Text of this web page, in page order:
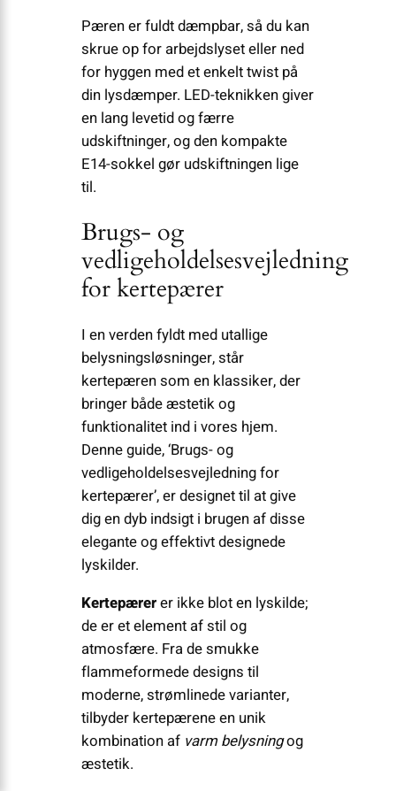
Pæren er fuldt dæmpbar, så du kan
skrue op for arbejdslyset eller ned
for hyggen med et enkelt twist på
din lysdæmper. LED-teknikken giver
en lang levetid og færre
udskiftninger, og den kompakte
E14-sokkel gør udskiftningen lige
til.
Brugs- og
vedligeholdelsesvejledning
for kertepærer
I en verden fyldt med utallige
belysningsløsninger, står
kertepæren som en klassiker, der
bringer både æstetik og
funktionalitet ind i vores hjem.
Denne guide, ‘Brugs- og
vedligeholdelsesvejledning for
kertepærer’, er designet til at give
dig en dyb indsigt i brugen af disse
elegante og effektivt designede
lyskilder.
Kertepærerer ikke blot en lyskilde;
de er et element af stil og
atmosfære. Fra de smukke
flammeformede designs til
moderne, strømlinede varianter,
tilbyder kertepærene en unik
kombination af varm belysningog
æstetik.